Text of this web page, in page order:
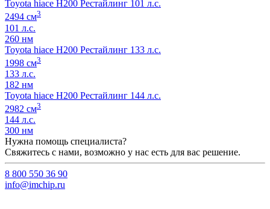
Toyota hiace H200 Рестайлинг 101 л.с.
2494 см3
101 л.с.
260 нм
Toyota hiace H200 Рестайлинг 133 л.с.
1998 см3
133 л.с.
182 нм
Toyota hiace H200 Рестайлинг 144 л.с.
2982 см3
144 л.с.
300 нм
Нужна помощь специалиста?
Свяжитесь с нами, возможно у нас есть для вас решение.
8 800 550 36 90
info@imchip.ru